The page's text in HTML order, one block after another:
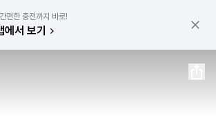
편한 충전까지 바로!
서 보기